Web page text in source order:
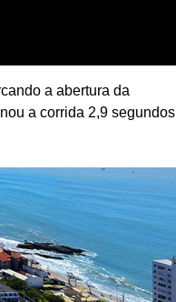
a abertura da
a corrida 2,9 segundos